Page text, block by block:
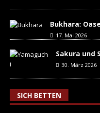
Bukhara:
17. Mai 2026
Sakura und
30. März 2026
SICH BETTEN